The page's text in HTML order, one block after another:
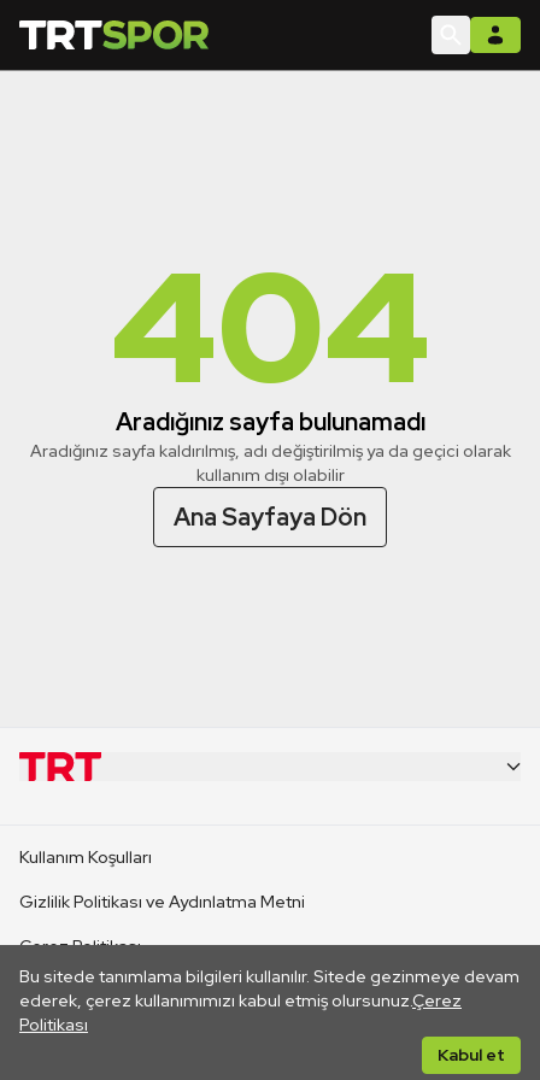
404
Aradığınız sayfa bulunamadı
Aradığınız sayfa kaldırılmış, adı değiştirilmiş ya da geçici olarak
kullanım dışı olabilir
Ana Sayfaya Dön
Bu sitede tanımlama bilgileri kullanılır. Sitede gezinmeye devam
ederek, çerez kullanımımızı kabul etmiş olursunuz.Çerez
Politikası
Kabul et
CANLI YAYINLAR
Kullanım Koşulları
Gizlilik Politikası ve Aydınlatma Metni
Çerez Politikası
İletişim
Her hakkı saklıdır. ©2026 TRT. Bağlantı yoluyla gidilen dış